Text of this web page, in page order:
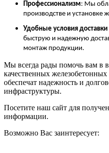
Профессионализм: Мы
производстве и установке
Удобные условия доставки
быструю и надежную
монтаж продукции​.
Мы всегда рады помочь вам в
качественных
обеспечат надежность и
инфраструктуры.
Посетите наш сайт для
информации.
Возможно Вас заинтересует: